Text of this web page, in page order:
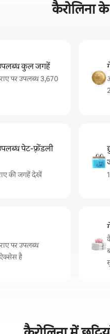
कैरोलिना
उपलब्ध कुल जगहें
पर उपलब्ध 3,670
पेट-फ़्रेंडली
की जगहें देखें
पर उपलब्ध
है